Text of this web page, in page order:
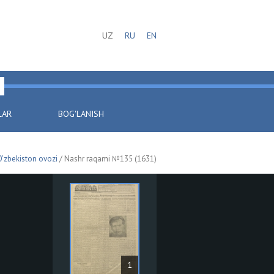
UZ RU EN
BOG'LANISH
ovozi / Nashr raqami №135 (1631)
1